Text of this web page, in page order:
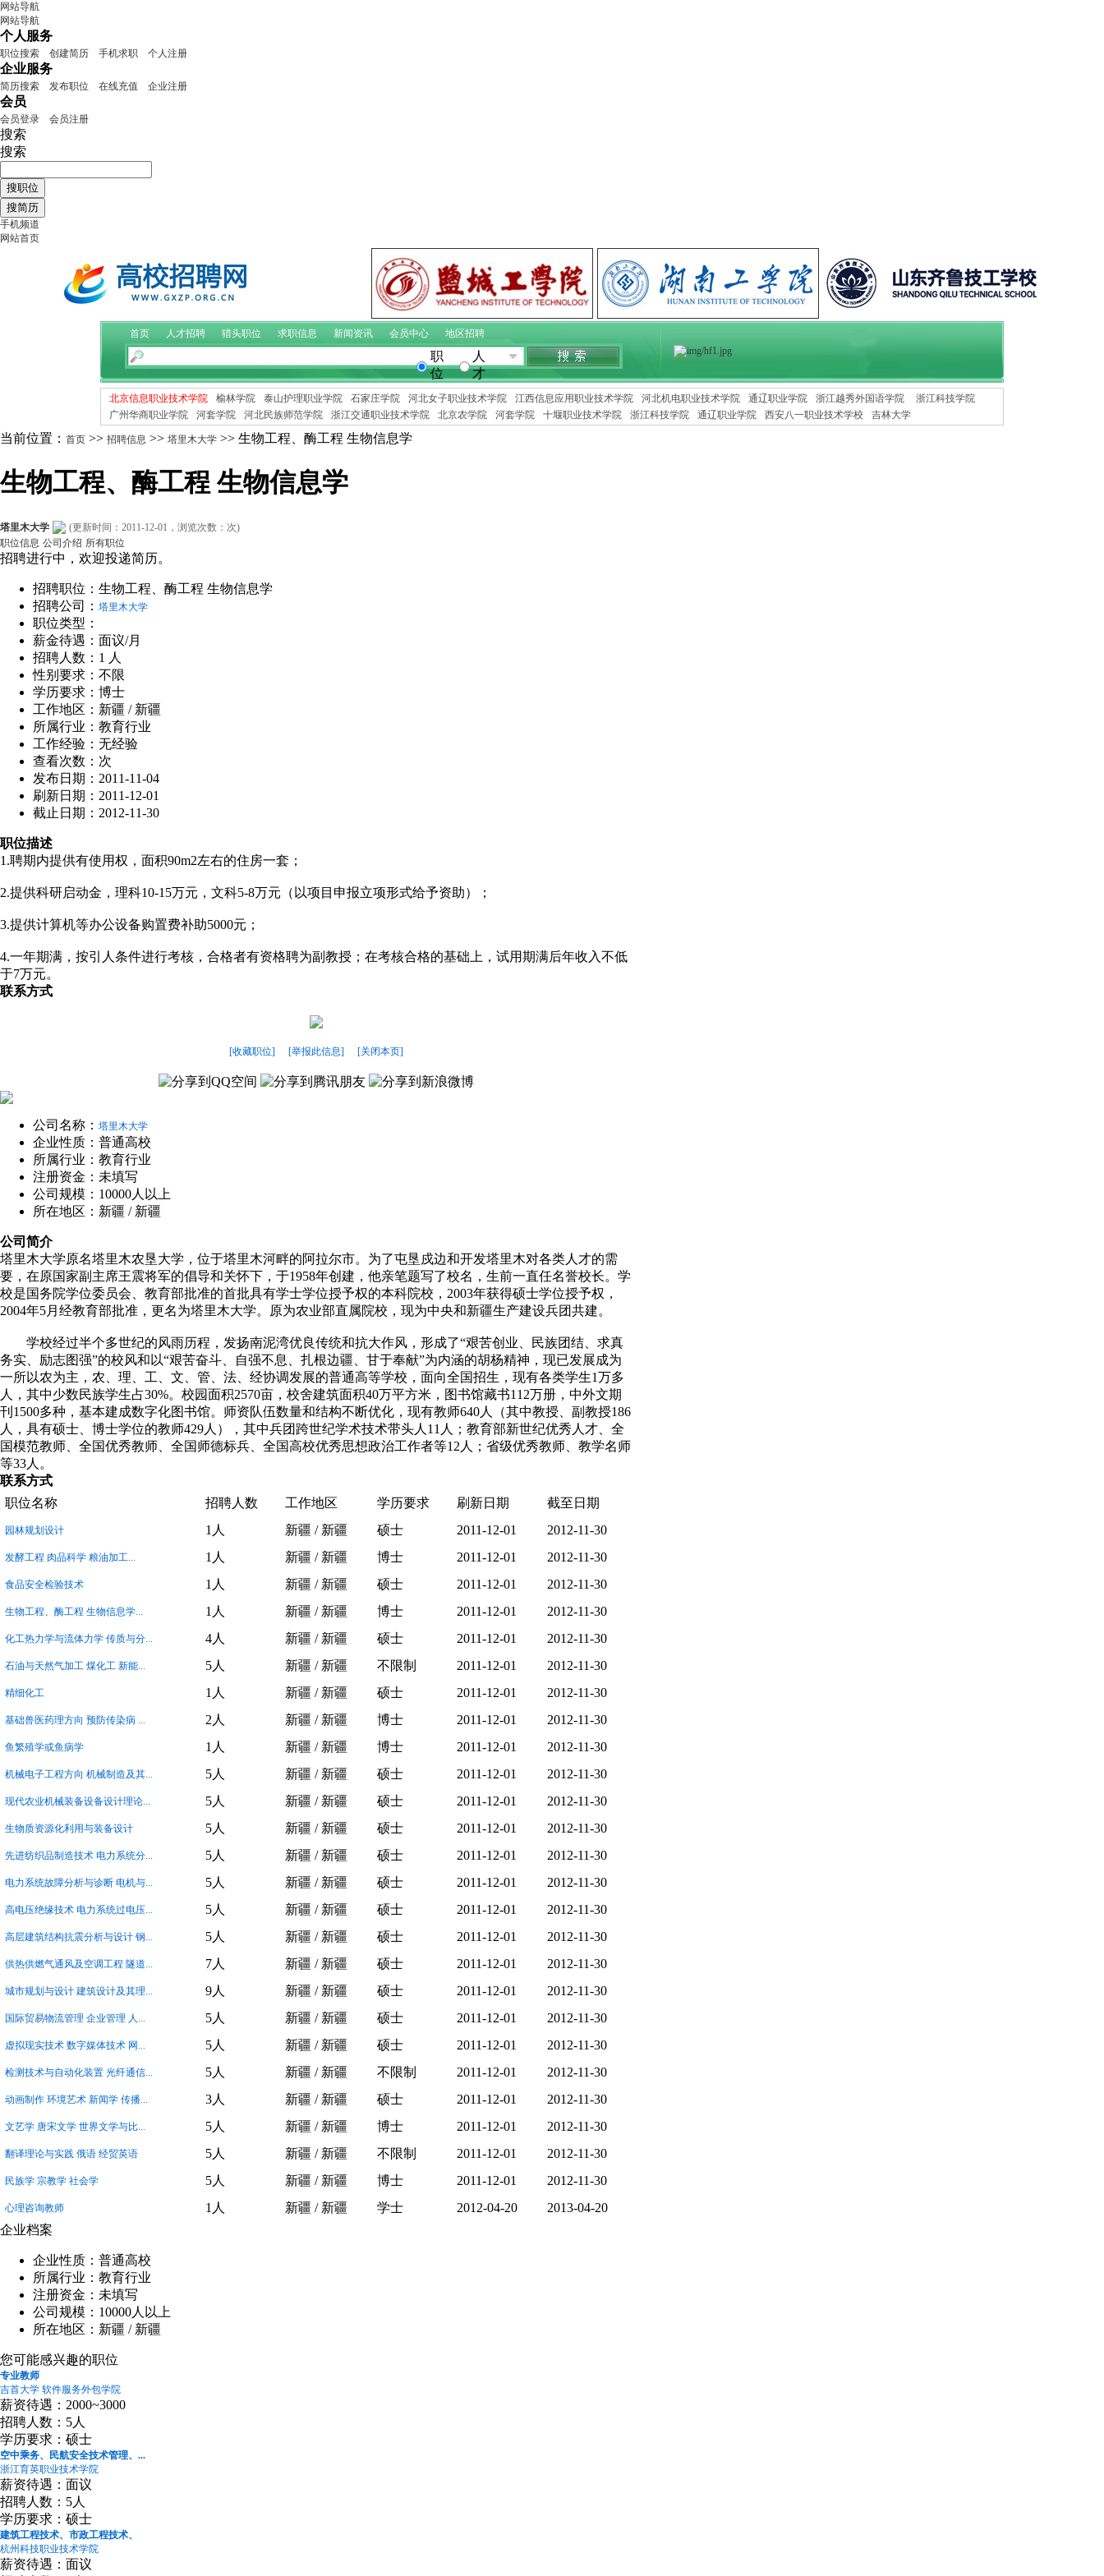
网站导航
网站导航
个人服务
职位搜索 创建简历 手机求职 个人注册
企业服务
简历搜索 发布职位 在线充值 企业注册
会员
会员登录 会员注册
搜索
搜索
手机频道
网站首页
首页 人才招聘 猎头职位 求职信息 新闻资讯 会员中心 地区招聘
职
位
人
才
北京信息职业技术学院 榆林学院 泰山护理职业学院 石家庄学院 河北女子职业技术学院 江西信息应用职业技术学院 河北机电职业技术学院 通辽职业学院 浙江越秀外国语学院
浙江科技学院
广州华商职业学院
河套学院 河北民族师范学院 浙江交通职业技术学院 北京农学院 河套学院 十堰职业技术学院 浙江科技学院 通辽职业学院 西安八一职业技术学校 吉林大学
当前位置： 首页 >> 招聘信息 >> 塔里木大学 >> 生物工程、酶工程 生物信息学
生物工程、酶工程 生物信息学
塔里木大学 (更新时间：2011-12-01，浏览次数： 次)
职位信息 公司介绍 所有职位
招聘进行中，欢迎投递简历。
招聘职位：生物工程、酶工程 生物信息学
招聘公司： 塔里木大学
职位类型：
薪金待遇：面议/月
招聘人数：1 人
性别要求：不限
学历要求：博士
工作地区：新疆 / 新疆
所属行业：教育行业
工作经验：无经验
查看次数： 次
发布日期：2011-11-04
刷新日期：2011-12-01
截止日期：2012-11-30
职位描述
1.聘期内提供有使用权，面积90m2左右的住房一套；
2.提供科研启动金，理科10-15万元，文科5-8万元（以项目申报立项形式给予资助）；
3.提供计算机等办公设备购置费补助5000元；
4.一年期满，按引人条件进行考核，合格者有资格聘为副教授；在考核合格的基础上，试用期满后年收入不低
于7万元。
联系方式
[收藏职位] [举报此信息] [关闭本页]
公司名称： 塔里木大学
企业性质：普通高校
所属行业：教育行业
注册资金：未填写
公司规模：10000人以上
所在地区：新疆 / 新疆
公司简介
塔里木大学原名塔里木农垦大学，位于塔里木河畔的阿拉尔市。为了屯垦戍边和开发塔里木对各类人才的需
要，在原国家副主席王震将军的倡导和关怀下，于1958年创建，他亲笔题写了校名，生前一直任名誉校长。学
校是国务院学位委员会、教育部批准的首批具有学士学位授予权的本科院校，2003年获得硕士学位授予权，
2004年5月经教育部批准，更名为塔里木大学。原为农业部直属院校，现为中央和新疆生产建设兵团共建。
学校经过半个多世纪的风雨历程，发扬南泥湾优良传统和抗大作风，形成了“艰苦创业、民族团结、求真
务实、励志图强”的校风和以“艰苦奋斗、自强不息、扎根边疆、甘于奉献”为内涵的胡杨精神，现已发展成为
一所以农为主，农、理、工、文、管、法、经协调发展的普通高等学校，面向全国招生，现有各类学生1万多
人，其中少数民族学生占30%。校园面积2570亩，校舍建筑面积40万平方米，图书馆藏书112万册，中外文期
刊1500多种，基本建成数字化图书馆。师资队伍数量和结构不断优化，现有教师640人（其中教授、副教授186
人，具有硕士、博士学位的教师429人），其中兵团跨世纪学术技术带头人11人；教育部新世纪优秀人才、全
国模范教师、全国优秀教师、全国师德标兵、全国高校优秀思想政治工作者等12人；省级优秀教师、教学名师
等33人。
联系方式
职位名称
招聘人数 工作地区 学历要求 刷新日期 截至日期
园林规划设计 1人 新疆 / 新疆 硕士 2011-12-01 2012-11-30
发酵工程 肉品科学 粮油加工... 1人 新疆 / 新疆 博士 2011-12-01 2012-11-30
食品安全检验技术 1人 新疆 / 新疆 硕士 2011-12-01 2012-11-30
生物工程、酶工程 生物信息学... 1人 新疆 / 新疆 博士 2011-12-01 2012-11-30
化工热力学与流体力学 传质与分... 4人 新疆 / 新疆 硕士 2011-12-01 2012-11-30
石油与天然气加工 煤化工 新能... 5人 新疆 / 新疆 不限制 2011-12-01 2012-11-30
精细化工 1人 新疆 / 新疆 硕士 2011-12-01 2012-11-30
基础兽医药理方向 预防传染病 ... 2人 新疆 / 新疆 博士 2011-12-01 2012-11-30
鱼繁殖学或鱼病学 1人 新疆 / 新疆 博士 2011-12-01 2012-11-30
机械电子工程方向 机械制造及其... 5人 新疆 / 新疆 硕士 2011-12-01 2012-11-30
现代农业机械装备设备设计理论... 5人 新疆 / 新疆 硕士 2011-12-01 2012-11-30
生物质资源化利用与装备设计 5人 新疆 / 新疆 硕士 2011-12-01 2012-11-30
先进纺织品制造技术 电力系统分... 5人 新疆 / 新疆 硕士 2011-12-01 2012-11-30
电力系统故障分析与诊断 电机与... 5人 新疆 / 新疆 硕士 2011-12-01 2012-11-30
高电压绝缘技术 电力系统过电压... 5人 新疆 / 新疆 硕士 2011-12-01 2012-11-30
高层建筑结构抗震分析与设计 钢... 5人 新疆 / 新疆 硕士 2011-12-01 2012-11-30
供热供燃气通风及空调工程 隧道... 7人 新疆 / 新疆 硕士 2011-12-01 2012-11-30
城市规划与设计 建筑设计及其理... 9人 新疆 / 新疆 硕士 2011-12-01 2012-11-30
国际贸易物流管理 企业管理 人... 5人 新疆 / 新疆 硕士 2011-12-01 2012-11-30
虚拟现实技术 数字媒体技术 网... 5人 新疆 / 新疆 硕士 2011-12-01 2012-11-30
检测技术与自动化装置 光纤通信... 5人 新疆 / 新疆 不限制 2011-12-01 2012-11-30
动画制作 环境艺术 新闻学 传播... 3人 新疆 / 新疆 硕士 2011-12-01 2012-11-30
文艺学 唐宋文学 世界文学与比... 5人 新疆 / 新疆 博士 2011-12-01 2012-11-30
翻译理论与实践 俄语 经贸英语 5人 新疆 / 新疆 不限制 2011-12-01 2012-11-30
民族学 宗教学 社会学 5人 新疆 / 新疆 博士 2011-12-01 2012-11-30
心理咨询教师 1人 新疆 / 新疆 学士 2012-04-20
2013-04-20
企业档案
企业性质：普通高校
所属行业：教育行业
注册资金：未填写
公司规模：10000人以上
所在地区：新疆 / 新疆
您可能感兴趣的职位
专业教师
吉首大学 软件服务外包学院
薪资待遇：2000~3000
招聘人数：5人
学历要求：硕士
空中乘务、民航安全技术管理、...
浙江育英职业技术学院
薪资待遇：面议
招聘人数：5人
学历要求：硕士
建筑工程技术、市政工程技术、
杭州科技职业技术学院
薪资待遇：面议